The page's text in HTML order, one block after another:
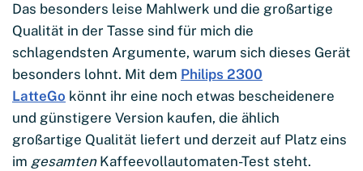
Das besonders leise Mahlwerk und die großartige
Qualität in der Tasse sind für mich die
schlagendsten Argumente, warum sich dieses Gerät
besonders lohnt. Mit dem Philips 2300
LatteGo könnt ihr eine noch etwas bescheidenere
und günstigere Version kaufen, die ählich
großartige Qualität liefert und derzeit auf Platz eins
im gesamten Kaffeevollautomaten-Test steht.